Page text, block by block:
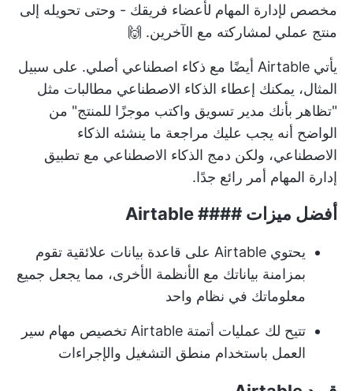
مخصص لإدارة المهام لأعضاء فريقك - وحتى تحويله إلى
منتج عملي لمشاركته مع الآخرين. 🙌
يأتي Airtable أيضًا مع ذكاء اصطناعي أصلي. على سبيل
المثال، يمكنك إعطاء الذكاء الاصطناعي مطالبات مثل
"تظاهر بأنك مدير تسويق واكتب موجزًا للمنتج" من
الواضح أنه يجب عليك مراجعة ما ينشئه الذكاء
الاصطناعي، ولكن دمج الذكاء الاصطناعي مع تطبيق
إدارة المهام أمر رائع جدًا.
أفضل ميزات #### Airtable
يحتوي Airtable على قاعدة بيانات علائقية تقوم
بمزامنة بياناتك مع الأنظمة الأخرى، مما يجعل جميع
معلوماتك في نظام واحد
تتيح لك عمليات أتمتة Airtable تخصيص مهام سير
العمل باستخدام منطق التشغيل والإجراءات